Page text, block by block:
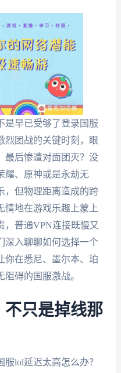
是早已受够了登录国服
烈团战的关键时刻，眼
最后惨遭对面团灭？没
耀、原神或是永劫无
，但物理距离造成的跨
情地在游戏乐趣上蒙上
，普通VPN连接既慢又
深入聊聊如何选择一个
你在悉尼、墨尔本、珀
碍的国服激战。
不只是掉线那
lol延迟太高怎么办？